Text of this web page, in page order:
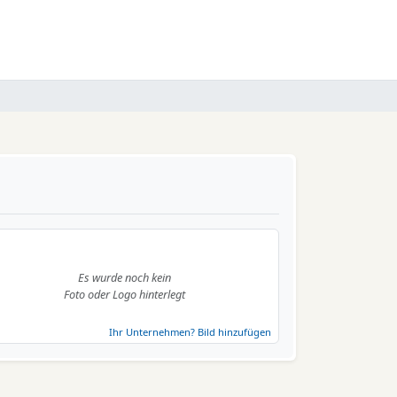
Es wurde noch kein
Foto oder Logo hinterlegt
Ihr Unternehmen? Bild hinzufügen